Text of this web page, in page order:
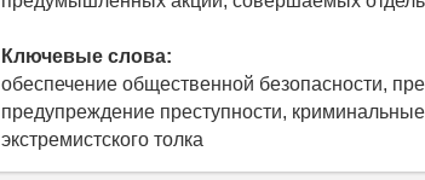
Ключевые слова:
обеспечение общественной безопасности,
предупреждение преступности,
экстремистского толка